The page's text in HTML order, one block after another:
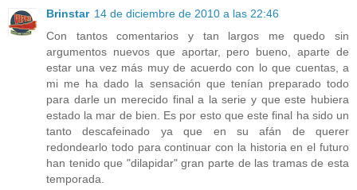
Brinstar 14 de diciembre de 2010 a las 22:46
Con tantos comentarios y tan largos me quedo sin
argumentos nuevos que aportar, pero bueno, aparte de
estar una vez más muy de acuerdo con lo que cuentas, a
mi me ha dado la sensación que tenían preparado todo
para darle un merecido final a la serie y que este hubiera
estado la mar de bien. Es por esto que este final ha sido un
tanto descafeinado ya que en su afán de querer
redondearlo todo para continuar con la historia en el futuro
han tenido que "dilapidar" gran parte de las tramas de esta
temporada.